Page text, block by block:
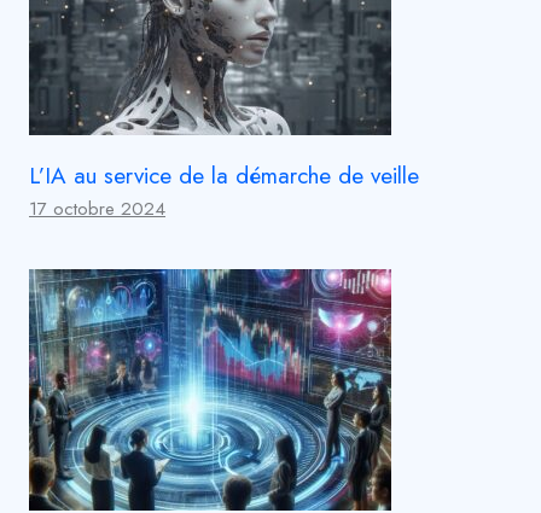
L’IA au service de la démarche de veille
17 octobre 2024